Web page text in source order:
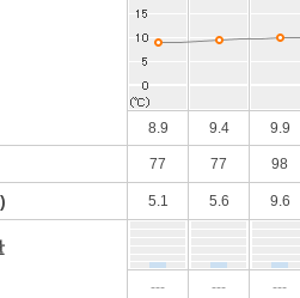
8.9 9.4 9.9
77 77 98
5.1 5.6 9.6
--- --- ---